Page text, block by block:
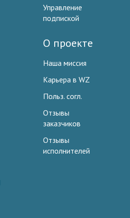
Управление
подпиской
О проекте
Наша миссия
Карьера в WZ
Польз. согл.
Отзывы
заказчиков
Отзывы
исполнителей